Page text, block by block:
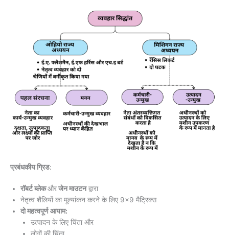
प्रबंधकीय ग्रिड:
रॉबर्ट ब्लेकऔरजेन माउटनद्वारा
नेतृत्व शैलियों का मूल्यांकन करने के लिए 9×9 मैट्रिक्स
दो महत्वपूर्ण आयाम:
उत्पादन के लिए चिंता और
लोगों की चिंता